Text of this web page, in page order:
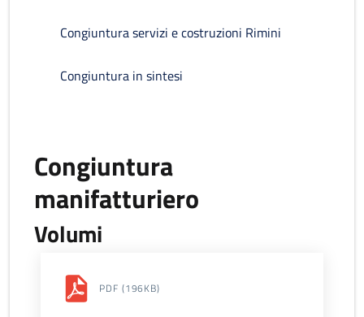
Congiuntura servizi e costruzioni Rimini
Congiuntura in sintesi
Congiuntura
manifatturiero
Volumi
PDF (196KB)